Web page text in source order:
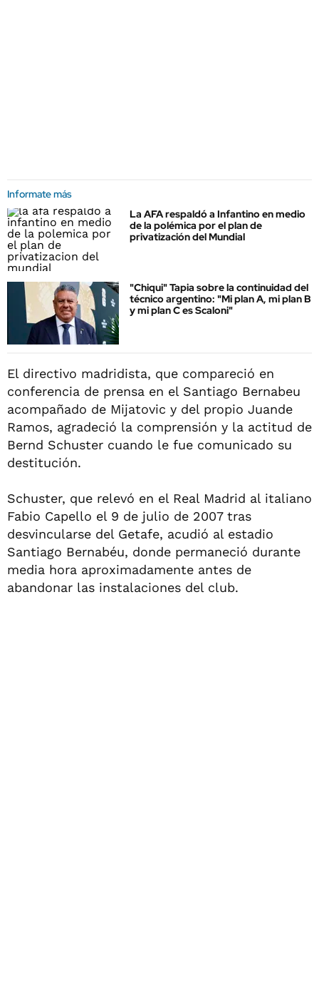
Informate más
La AFA respaldó a Infantino en medio
de la polémica por el plan de
privatización del Mundial
"Chiqui" Tapia sobre la continuidad del
técnico argentino: "Mi plan A, mi plan B
y mi plan C es Scaloni"
El directivo madridista, que compareció en
conferencia de prensa en el Santiago Bernabeu
acompañado de Mijatovic y del propio Juande
Ramos, agradeció la comprensión y la actitud de
Bernd Schuster cuando le fue comunicado su
destitución.
Schuster, que relevó en el Real Madrid al italiano
Fabio Capello el 9 de julio de 2007 tras
desvincularse del Getafe, acudió al estadio
Santiago Bernabéu, donde permaneció durante
media hora aproximadamente antes de
abandonar las instalaciones del club.